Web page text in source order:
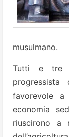
musulmano.
Tutti e tre
progressista
favorevole
economia
riuscirono a